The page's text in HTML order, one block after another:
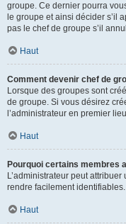
groupe. Ce dernier pourra
le groupe et ainsi décider s’il
pas le chef de groupe s’il
Haut
Comment devenir chef de
Lorsque des groupes sont
de groupe. Si vous désirez
l’administrateur en premier
Haut
Pourquoi certains membres
L’administrateur peut
rendre facilement identifiables.
Haut